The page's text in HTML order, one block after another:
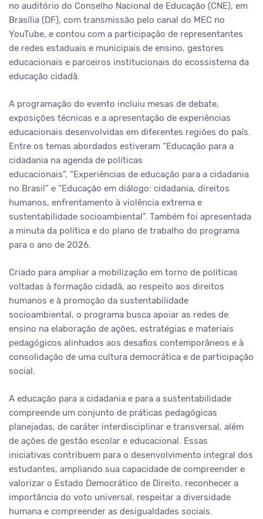
no auditório do Conselho Nacional de Educação (CNE), em
Brasília (DF), com transmissão pelo canal do MEC no
YouTube, e contou com a participação de representantes
de redes estaduais e municipais de ensino, gestores
educacionais e parceiros institucionais do ecossistema da
educação cidadã.
A programação do evento incluiu mesas de debate,
exposições técnicas e a apresentação de experiências
educacionais desenvolvidas em diferentes regiões do país.
Entre os temas abordados estiveram “Educação para a
cidadania na agenda de políticas
educacionais”, “Experiências de educação para a cidadania
no Brasil” e “Educação em diálogo: cidadania, direitos
humanos, enfrentamento à violência extrema e
sustentabilidade socioambiental”. Também foi apresentada
a minuta da política e do plano de trabalho do programa
para o ano de 2026.
Criado para ampliar a mobilização em torno de políticas
voltadas à formação cidadã, ao respeito aos direitos
humanos e à promoção da sustentabilidade
socioambiental, o programa busca apoiar as redes de
ensino na elaboração de ações, estratégias e materiais
pedagógicos alinhados aos desafios contemporâneos e à
consolidação de uma cultura democrática e de participação
social.
A educação para a cidadania e para a sustentabilidade
compreende um conjunto de práticas pedagógicas
planejadas, de caráter interdisciplinar e transversal, além
de ações de gestão escolar e educacional. Essas
iniciativas contribuem para o desenvolvimento integral dos
estudantes, ampliando sua capacidade de compreender e
valorizar o Estado Democrático de Direito, reconhecer a
importância do voto universal, respeitar a diversidade
humana e compreender as desigualdades sociais.